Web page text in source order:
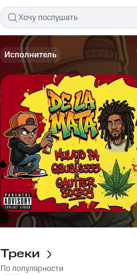
Исполнитель
Треки
По популярности